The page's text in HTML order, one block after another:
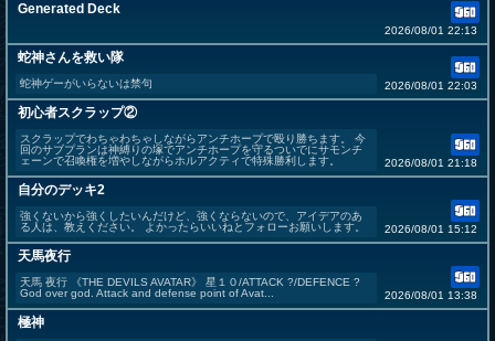
Generated Deck
2026/08/01 22:13
蛇神さんを救い隊
蛇神ゲーがいらないは禁句 2026/08/01 22:03
初心者スクラップ②
スクラップでわちゃわちゃしながらアンチホープで殴り勝ちます。 今
回のサブプランは神縛りの塚でアンチホープを守るついでにサモンチ
ェーンで召喚権を増やしながらホルアクティで特殊勝利します。
2026/08/01 21:18
自分のデッキ2
強くないから強くしたいんだけど、強くならないので、アイデアのあ
る人は、教えください。 よかったらいいねとフォローお願いします。
2026/08/01 15:12
天馬夜行
天馬 夜行 《THE DEVILS AVATAR》 星１０/ATTACK ?/DEFENCE ?
God over god. Attack and defense point of Avat...
2026/08/01 13:38
極神